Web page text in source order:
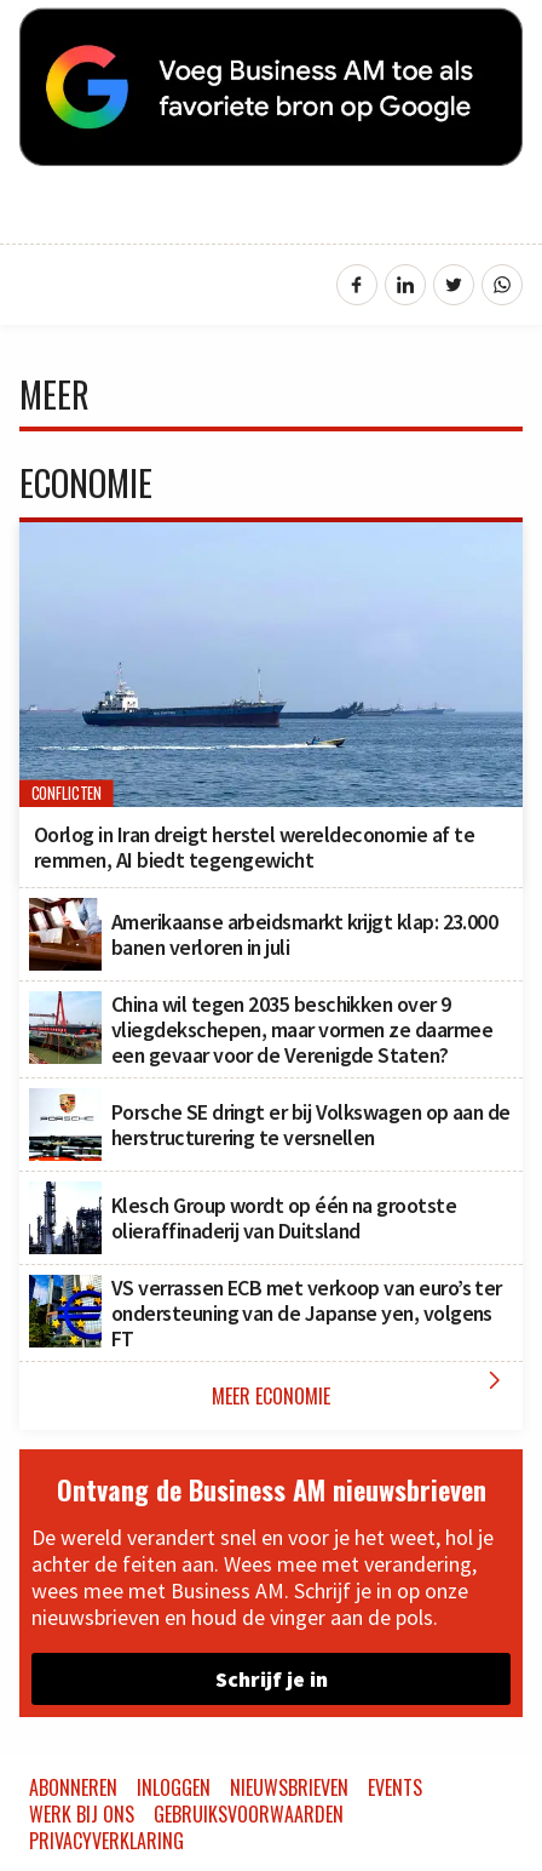
MEER
ECONOMIE
CONFLICTEN
Oorlog in Iran dreigt herstel wereldeconomie af te
remmen, AI biedt tegengewicht
Amerikaanse arbeidsmarkt krijgt klap: 23.000
banen verloren in juli
China wil tegen 2035 beschikken over 9
vliegdekschepen, maar vormen ze daarmee
een gevaar voor de Verenigde Staten?
Porsche SE dringt er bij Volkswagen op aan de
herstructurering te versnellen
Klesch Group wordt op één na grootste
olieraffinaderij van Duitsland
VS verrassen ECB met verkoop van euro’s ter
ondersteuning van de Japanse yen, volgens
FT
MEER ECONOMIE 
Ontvang de Business AM nieuwsbrieven
De wereld verandert snel en voor je het weet, hol je
achter de feiten aan. Wees mee met verandering,
wees mee met Business AM. Schrijf je in op onze
nieuwsbrieven en houd de vinger aan de pols.
Schrijf je in
ABONNEREN INLOGGEN NIEUWSBRIEVEN
EVENTS
WERK BIJ ONS
GEBRUIKSVOORWAARDEN
PRIVACYVERKLARING